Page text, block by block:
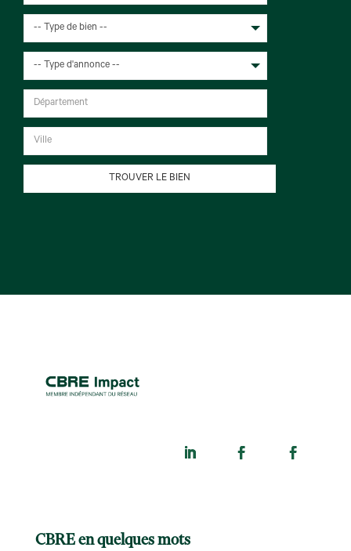
-- Type de bien --
-- Type d'annonce --
TROUVER LE BIEN
CBRE en quelques mots